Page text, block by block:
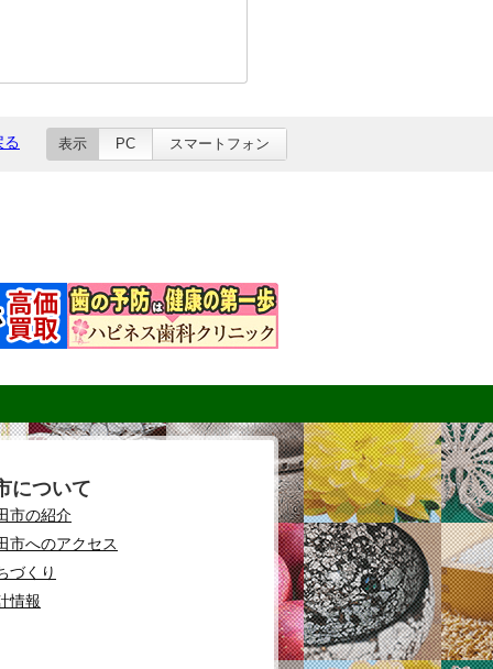
る 表示 PC スマートフォン
について
市の紹介
市へのアクセス
づくり
情報